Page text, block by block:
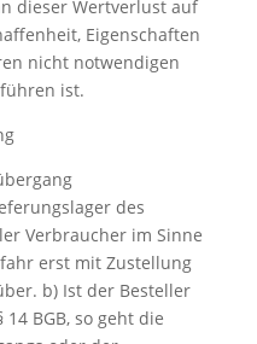
dieser Wertverlust auf
Eigenschaften
nicht notwendigen
ist.
des
Verbraucher im Sinne
erst mit Zustellung
b) Ist der Besteller
BGB, so geht die